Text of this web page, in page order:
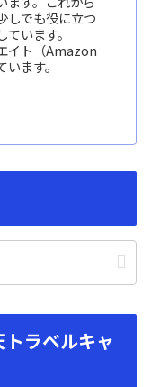
しでも役に立つ
います。
イト（Amazon
ます。
ラベルキャ